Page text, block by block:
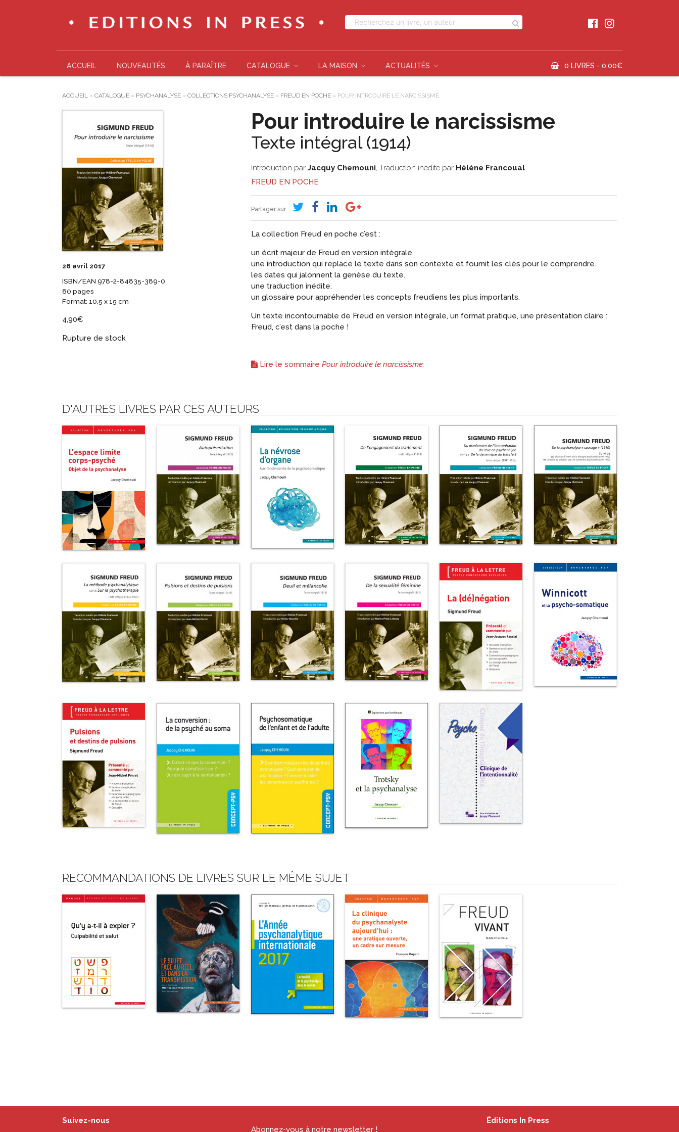
ACCUEIL NOUVEAUTÉS À PARAÎTRE CATALOGUE LA MAISON ACTUALITÉS 0 LIVRES - 0,00€
ACCUEIL »CATALOGUE » PSYCHANALYSE »COLLECTIONS PSYCHANALYSE » FREUD EN POCHE » POUR INTRODUIRE LE NARCISSISME
26 avril 2017
ISBN/EAN 978-2-84835-389-0
80 pages
Format: 10,5 x 15 cm
4,90€
Rupture de stock
Pour introduire le narcissisme
Texte intégral (1914)
Introduction par Jacquy Chemouni, Traduction inédite par Hélène Francoual
FREUD EN POCHE
Partager sur
La collection Freud en poche c’est :
un écrit majeur de Freud en version intégrale.
une introduction qui replace le texte dans son contexte et fournit les clés pour le comprendre.
les dates qui jalonnent la genèse du texte.
une traduction inédite.
un glossaire pour appréhender les concepts freudiens les plus importants.
Un texte incontournable de Freud en version intégrale, un format pratique, une présentation claire :
Freud, c’est dans la poche !
Lire le sommaire Pour introduire le narcissisme:
D'AUTRES LIVRES PAR CES AUTEURS
RECOMMANDATIONS DE LIVRES SUR LE MÊME SUJET
Suivez-nous
Abonnez-vous à notre newsletter !
Éditions In Press